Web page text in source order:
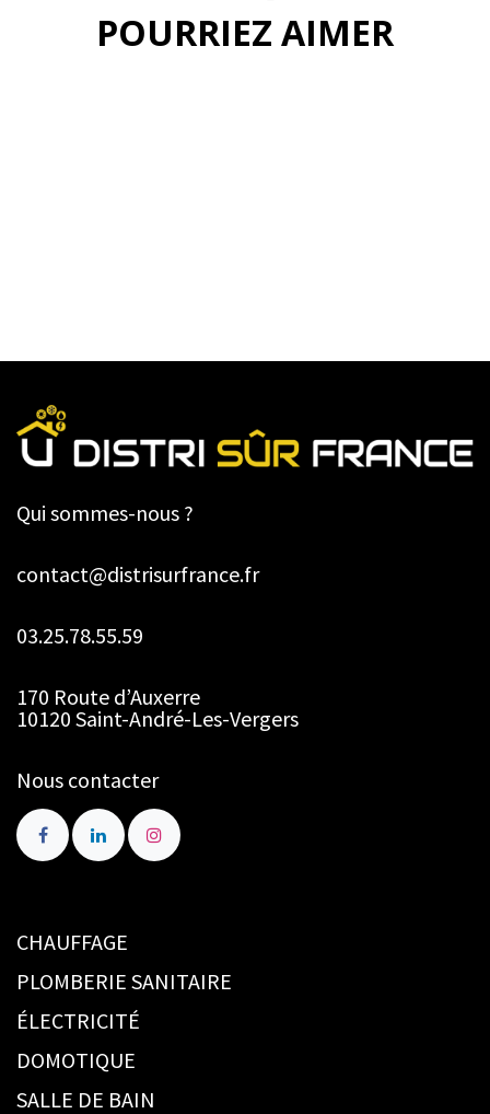
POURRIEZ AIMER
Qui sommes-nous ?
contact@distrisurfrance.fr
03.25.78.55.59
170 Route d’Auxerre
10120 Saint-André-Les-Vergers
Nous contacter
CHAUFFAGE
PLOMBERIE SANITAIRE
ÉLECTRICITÉ
DOMOTIQUE
SALLE DE BAIN